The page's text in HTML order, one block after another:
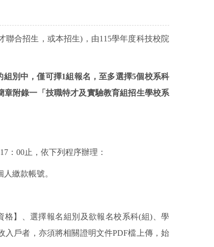
聯合招生，或本招生) ，由115學年度科技校院
別中，僅可擇1組報名，至多選擇5個校系科
章附錄一「技職特才及實驗教育組招生學校系
： 00止，依下列程序辦理：
繳款帳號。
格】、選擇報名組別及欲報名校系科(組) 、學
入戶者，亦須將相關證明文件PDF檔上傳，始